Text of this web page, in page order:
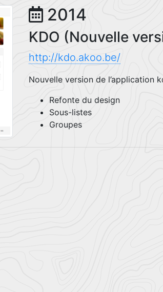
2014
KDO (Nouvelle
http://kdo.akoo.be/
Nouvelle version de l’application
Refonte du design
Sous-listes
Groupes